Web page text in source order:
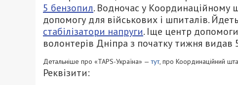
5 бензопил. Водночас у Координаційному
допомогу для військових і шпиталів.
стабілізатори напруги. Іще центр
волонтерів Дніпра з початку тижня
Детальніше про «TAPS-Україна» —тут, про Координаційний
Реквізити: